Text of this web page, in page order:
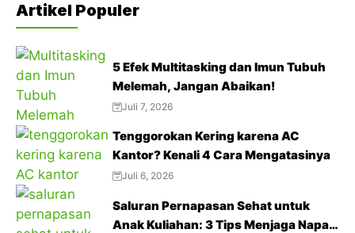
Artikel Populer
5 Efek Multitasking dan Imun Tubuh
Melemah, Jangan Abaikan!
Juli 7, 2026
Tenggorokan Kering karena AC
Kantor? Kenali 4 Cara Mengatasinya
Juli 6, 2026
Saluran Pernapasan Sehat untuk
Anak Kuliahan: 3 Tips Menjaga Napas